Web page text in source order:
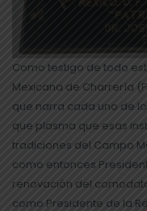
Como testigo de todo
Mexicana de Charrería
que narra cada uno de
que plasma que esas
tradiciones del Campo
como entonces
renovación del
como Presidente de la